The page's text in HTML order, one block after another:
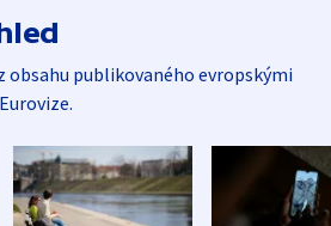
obsahu publikovaného evropskými